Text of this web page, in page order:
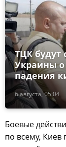
6 августа, 05:04
ТЦК будут
Украины о
падения
Боевые
по всему, Киев